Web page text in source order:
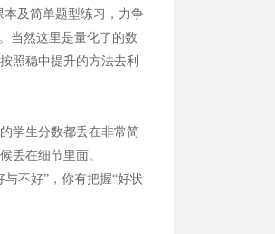
本及简单题型练习，力争
当然这里是量化了的数
照稳中提升的方法去利
学生分数都丢在非常简
丢在细节里面。
不好”，你有把握“好状